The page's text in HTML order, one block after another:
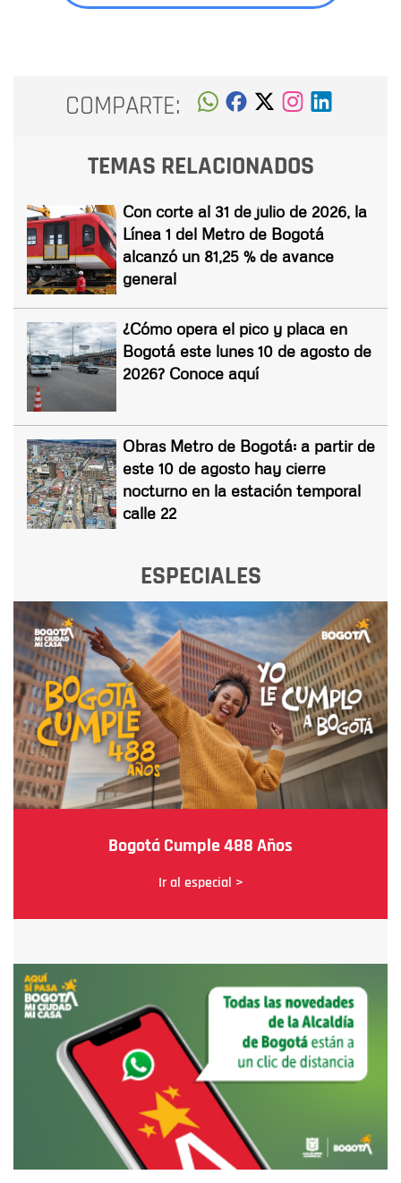
COMPARTE:
TEMAS RELACIONADOS
Con corte al 31 de julio de 2026, la
Línea 1 del Metro de Bogotá
alcanzó un 81,25 % de avance
general
¿Cómo opera el pico y placa en
Bogotá este lunes 10 de agosto de
2026? Conoce aquí
Obras Metro de Bogotá: a partir de
este 10 de agosto hay cierre
nocturno en la estación temporal
calle 22
ESPECIALES
Bogotá Cumple 488 Años
Ir al especial >